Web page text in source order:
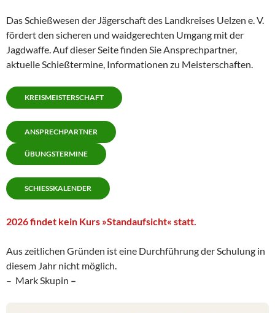
Das Schießwesen der Jägerschaft des Landkreises Uelzen e. V.
fördert den sicheren und waidgerechten Umgang mit der
Jagdwaffe. Auf dieser Seite finden Sie Ansprechpartner,
aktuelle Schießtermine, Informationen zu Meisterschaften.
KREISMEISTERSCHAFT
ANSPRECHPARTNER
ÜBUNGSTERMINE
SCHIESSKALENDER
2026 findet kein Kurs »Standaufsicht« statt.
Aus zeitlichen Gründen ist eine Durchführung der Schulung in
diesem Jahr nicht möglich.
– Mark Skupin –